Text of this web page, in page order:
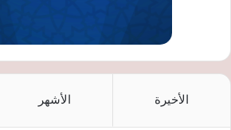
الأخيرة الأشهر